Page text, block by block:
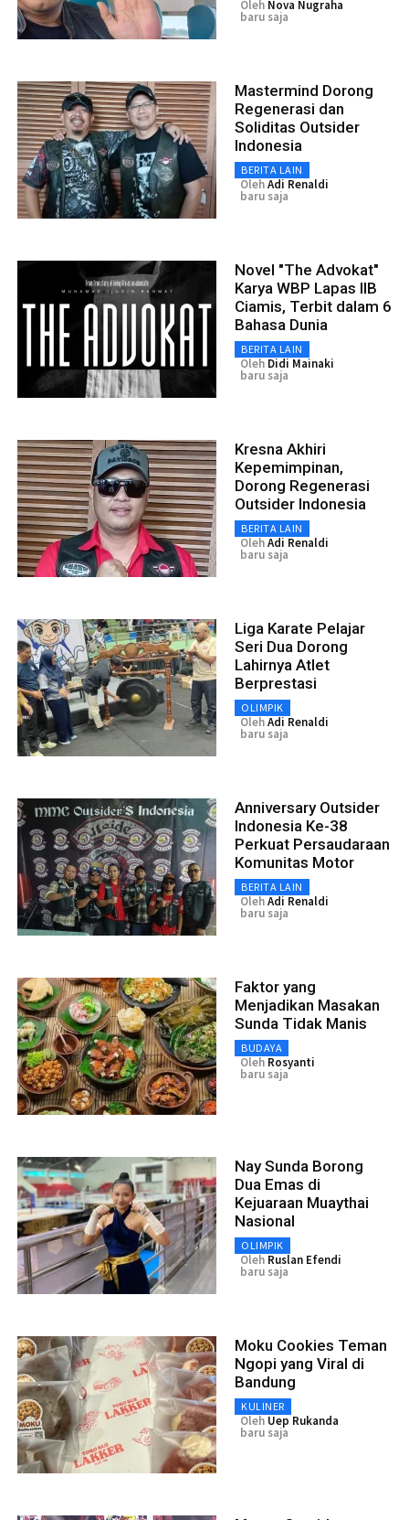
Oleh Nova Nugraha
baru saja
Mastermind Dorong
Regenerasi dan
Soliditas Outsider
Indonesia
BERITA LAIN
OlehAdi Renaldi
baru saja
Novel "The Advokat"
Karya WBP Lapas IIB
Ciamis, Terbit dalam 6
Bahasa Dunia
BERITA LAIN
Oleh Didi Mainaki
baru saja
Kresna Akhiri
Kepemimpinan,
Dorong Regenerasi
Outsider Indonesia
BERITA LAIN
OlehAdi Renaldi
baru saja
Liga Karate Pelajar
Seri Dua Dorong
Lahirnya Atlet
Berprestasi
OLIMPIK
OlehAdi Renaldi
baru saja
Anniversary Outsider
Indonesia Ke-38
Perkuat Persaudaraan
Komunitas Motor
BERITA LAIN
OlehAdi Renaldi
baru saja
Faktor yang
Menjadikan Masakan
Sunda Tidak Manis
BUDAYA
Oleh Rosyanti
baru saja
Nay Sunda Borong
Dua Emas di
Kejuaraan Muaythai
Nasional
OLIMPIK
Oleh Ruslan Efendi
baru saja
Moku Cookies Teman
Ngopi yang Viral di
Bandung
KULINER
Oleh Uep Rukanda
baru saja